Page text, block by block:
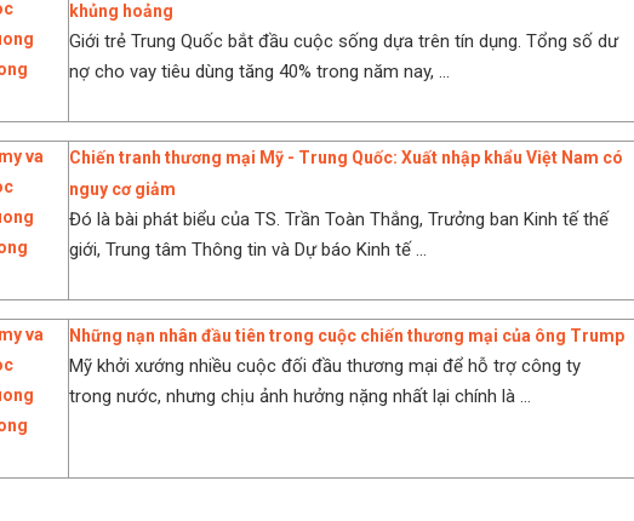
khủng hoảng
Giới trẻ Trung Quốc bắt đầu cuộc sống dựa trên tín dụng. Tổng số dư
nợ cho vay tiêu dùng tăng 40% trong năm nay, ...
Chiến tranh thương mại Mỹ - Trung Quốc: Xuất nhập khẩu Việt Nam có
nguy cơ giảm
Đó là bài phát biểu của TS. Trần Toàn Thắng, Trưởng ban Kinh tế thế
giới, Trung tâm Thông tin và Dự báo Kinh tế ...
Những nạn nhân đầu tiên trong cuộc chiến thương mại của ông Trump
Mỹ khởi xướng nhiều cuộc đối đầu thương mại để hỗ trợ công ty
trong nước, nhưng chịu ảnh hưởng nặng nhất lại chính là ...